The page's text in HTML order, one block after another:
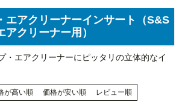
エアクリーナーインサート（S&S
アクリーナー用）
・エアクリーナーにピッタリの立体的なイ
が高い順 価格が安い順 レビュー順